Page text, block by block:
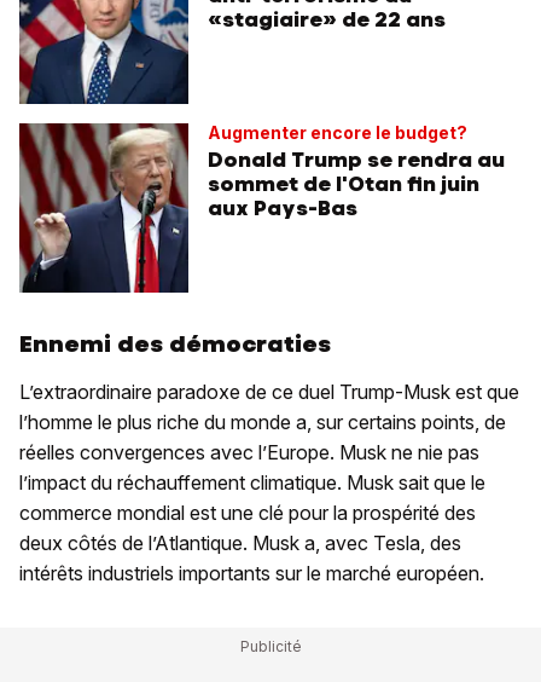
«stagiaire» de 22 ans
Augmenter encore le budget?
Donald Trump se rendra au
sommet de l'Otan fin juin
aux Pays-Bas
Ennemi des démocraties
L’extraordinaire paradoxe de ce duel Trump-Musk est que
l’homme le plus riche du monde a, sur certains points, de
réelles convergences avec l’Europe. Musk ne nie pas
l’impact du réchauffement climatique. Musk sait que le
commerce mondial est une clé pour la prospérité des
deux côtés de l’Atlantique. Musk a, avec Tesla, des
intérêts industriels importants sur le marché européen.